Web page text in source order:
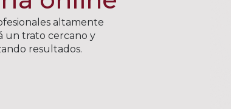
altamente
un trato cercano y
resultados.